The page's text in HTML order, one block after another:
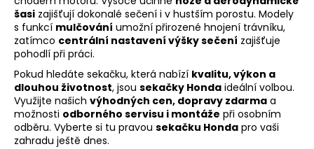
y
v
ý
i
s
u
šasi zajišťují dokonalé sečení i v hustším porostu. Modely
s funkcí mulčování umožní přirozené hnojení trávníku,
zatímco centrální nastavení výšky sečení zajišťuje
pohodlí při práci.
Pokud hledáte sekačku, která nabízí kvalitu, výkon a
dlouhou životnost, jsou sekačky Honda ideální volbou.
Využijte našich výhodných cen, dopravy zdarma a
možnosti odborného servisu i montáže při osobním
odběru. Vyberte si tu pravou sekačku Honda pro vaši
zahradu ještě dnes.